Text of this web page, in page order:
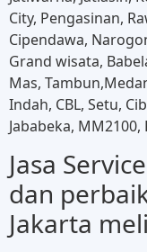
City, Pengasinan,
Cipendawa,
Grand wisata,
Mas,
Indah, CBL, Setu,
Jababeka,
Jasa
dan
Jakarta